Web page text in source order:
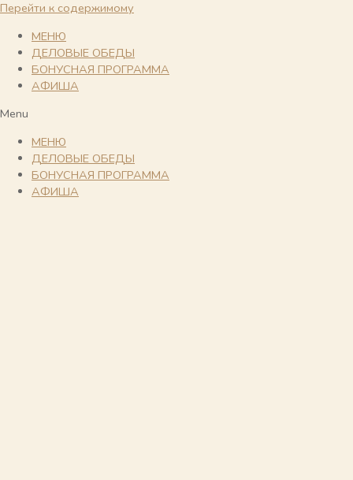
Перейти к содержимому
МЕНЮ
ДЕЛОВЫЕ ОБЕДЫ
БОНУСНАЯ ПРОГРАММА
АФИША
Menu
МЕНЮ
ДЕЛОВЫЕ ОБЕДЫ
БОНУСНАЯ ПРОГРАММА
АФИША